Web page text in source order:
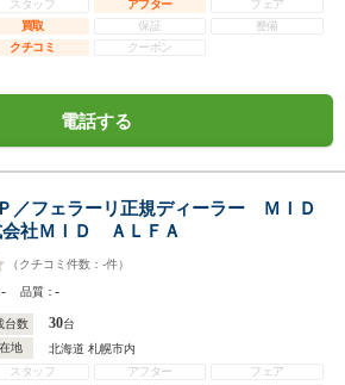
スタッフ
アフター
フェア
買取
保証
整備
クチコミ
クーポン
電話する
／フェラーリ正規ディーラー ＭＩＤ
会社ＭＩＤ ＡＬＦＡ
（クチコミ件数： -件）
- 品質：-
台数 30台
地
北海道 札幌市内
スタッフ
アフター
フェア